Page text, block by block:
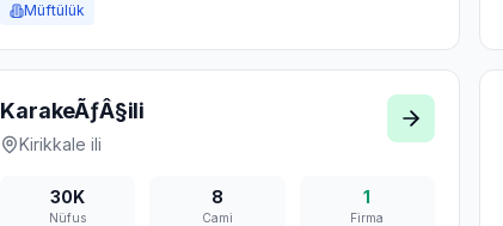
Müftülük
KarakeÃƒÂ§ili
Kirikkale ili
30K
Nüfus
8
Cami
1
Firma